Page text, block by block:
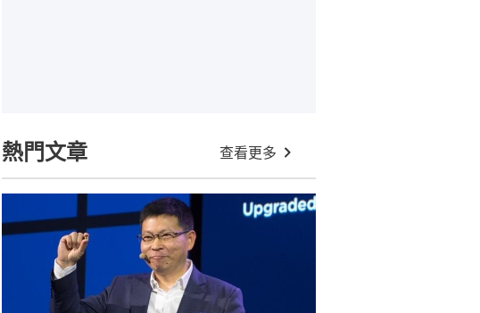
熱門文章 查看更多